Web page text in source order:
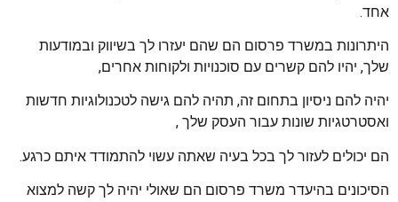
אחד.
היתרונות במשרד פרסום הם שהם יעזרו לך בשיווק ובמודעות
שלך, יהיו להם קשרים עם סוכנויות ולקוחות אחרים,
יהיה להם ניסיון בתחום זה, תהיה להם גישה לטכנולוגיות חדשות
ואסטרטגיות שונות עבור העסק שלך ,
הם יכולים לעזור לך בכל בעיה שאתה עשוי להתמודד איתם כרגע.
הסיכונים בהיעדר משרד פרסום הם שאולי יהיה לך קשה למצוא